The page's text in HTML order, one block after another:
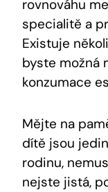
rovnováhu
specialitě a
Existuje
byste možná
konzumace
Mějte na
dítě jsou
rodinu,
nejste jistá,